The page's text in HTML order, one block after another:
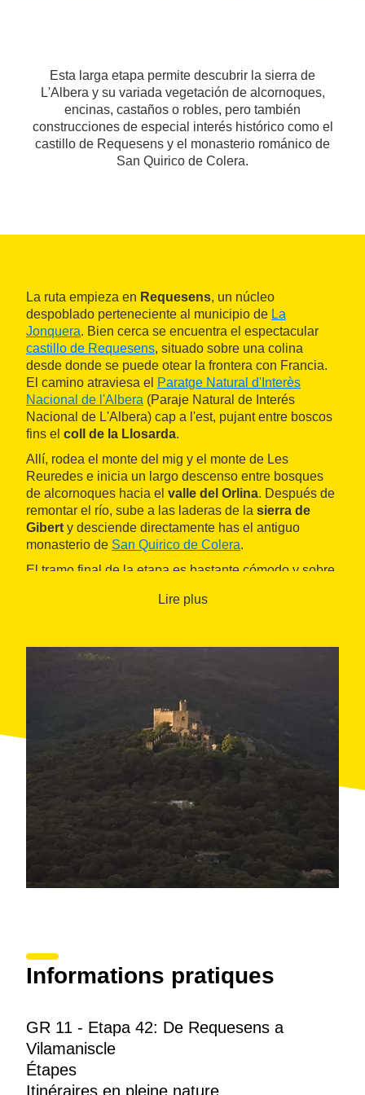
Esta larga etapa permite descubrir la sierra de
L'Albera y su variada vegetación de alcornoques,
encinas, castaños o robles, pero también
construcciones de especial interés histórico como el
castillo de Requesens y el monasterio románico de
San Quirico de Colera.
La ruta empieza en Requesens, un núcleo
despoblado perteneciente al municipio de La
Jonquera. Bien cerca se encuentra el espectacular
castillo de Requesens, situado sobre una colina
desde donde se puede otear la frontera con Francia.
El camino atraviesa el Paratge Natural d'Interès
Nacional de l'Albera (Paraje Natural de Interés
Nacional de L'Albera) cap a l'est, pujant entre boscos
fins el coll de la Llosarda.
Allí, rodea el monte del mig y el monte de Les
Reuredes e inicia un largo descenso entre bosques
de alcornoques hacia el valle del Orlina. Después de
remontar el río, sube a las laderas de la sierra de
Gibert y desciende directamente has el antiguo
monasterio de San Quirico de Colera.
El tramo final de la etapa es bastante cómodo y sobre
desviarse a continuación a la izquierda hasta
Lire plus
Informations pratiques
GR 11 - Etapa 42: De Requesens a
Vilamaniscle
Étapes
Itinéraires en pleine nature